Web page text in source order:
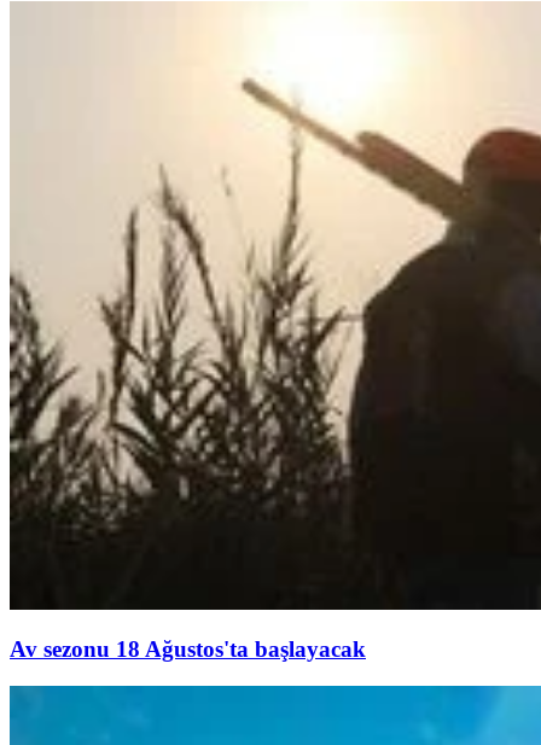
Av sezonu 18 Ağustos'ta başlayacak